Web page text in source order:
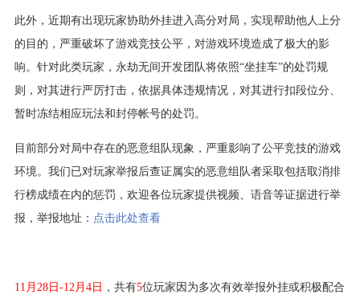
此外，近期有出现玩家协助外挂进入高分对局，实现帮助他人上分
的目的，严重破坏了游戏竞技公平，对游戏环境造成了极大的影
响。针对此类玩家，永劫无间开发团队将依照“坐挂车”的处罚规
则，对其进行严厉打击，依据具体违规情况，对其进行扣段位分、
暂时冻结相应玩法和封停帐号的处罚。
目前部分对局中存在的恶意组队现象，严重影响了公平竞技的游戏
环境。我们已对玩家举报后查证属实的恶意组队者采取包括取消排
行榜成绩在内的惩罚，欢迎各位玩家提供视频、语音等证据进行举
报，举报地址： 点击此处查看
11月28日-12月4日 ，共有5位玩家因为多次有效举报外挂或积极配合